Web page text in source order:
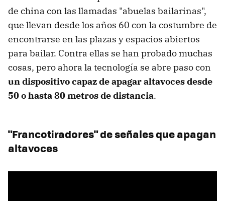
de china con las llamadas "abuelas bailarinas",
que llevan desde los años 60 con la costumbre de
encontrarse en las plazas y espacios abiertos
para bailar. Contra ellas se han probado muchas
cosas, pero ahora la tecnología se abre paso con
un dispositivo capaz de apagar altavoces desde
50 o hasta 80 metros de distancia.
"Francotiradores" de señales que apagan
altavoces